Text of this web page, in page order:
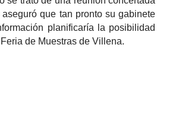
aseguró que tan pronto su gabinete
planificaría la posibilidad
de Muestras de Villena.